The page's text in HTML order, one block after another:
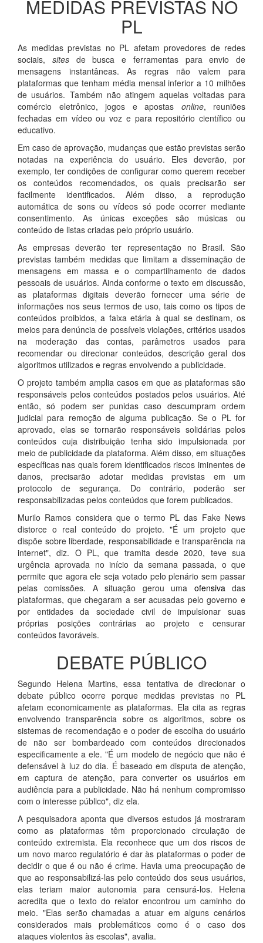
MEDIDAS PREVISTAS NO
PL
As medidas previstas no PL afetam provedores de redes
sociais, sitesde busca e ferramentas para envio de
mensagens instantâneas. As regras não valem para
plataformas que tenham média mensal inferior a 10 milhões
de usuários. Também não atingem aquelas voltadas para
comércio eletrônico, jogos e apostas online, reuniões
fechadas em vídeo ou voz e para repositório científico ou
educativo.
Em caso de aprovação, mudanças que estão previstas serão
notadas na experiência do usuário. Eles deverão, por
exemplo, ter condições de configurar como querem receber
os conteúdos recomendados, os quais precisarão ser
facilmente identificados. Além disso, a reprodução
automática de sons ou vídeos só pode ocorrer mediante
consentimento. As únicas exceções são músicas ou
conteúdo de listas criadas pelo próprio usuário.
As empresas deverão ter representação no Brasil. São
previstas também medidas que limitam a disseminação de
mensagens em massa e o compartilhamento de dados
pessoais de usuários. Ainda conforme o texto em discussão,
as plataformas digitais deverão fornecer uma série de
informações nos seus termos de uso, tais como os tipos de
conteúdos proibidos, a faixa etária à qual se destinam, os
meios para denúncia de possíveis violações, critérios usados
na moderação das contas, parâmetros usados para
recomendar ou direcionar conteúdos, descrição geral dos
algoritmos utilizados e regras envolvendo a publicidade.
O projeto também amplia casos em que as plataformas são
responsáveis pelos conteúdos postados pelos usuários. Até
então, só podem ser punidas caso descumpram ordem
judicial para remoção de alguma publicação. Se o PL for
aprovado, elas se tornarão responsáveis solidárias pelos
conteúdos cuja distribuição tenha sido impulsionada por
meio de publicidade da plataforma. Além disso, em situações
específicas nas quais forem identificados riscos iminentes de
danos, precisarão adotar medidas previstas em um
protocolo de segurança. Do contrário, poderão ser
responsabilizadas pelos conteúdos que forem publicados.
Murilo Ramos considera que o termo PL das Fake News
distorce o real conteúdo do projeto. "É um projeto que
dispõe sobre liberdade, responsabilidade e transparência na
internet", diz. O PL, que tramita desde 2020, teve sua
urgência aprovada no início da semana passada, o que
permite que agora ele seja votado pelo plenário sem passar
pelas comissões. A situação gerou uma ofensivadas
plataformas, que chegaram a ser acusadas pelo governo e
por entidades da sociedade civil de impulsionar suas
próprias posições contrárias ao projeto e censurar
conteúdos favoráveis.
DEBATE PÚBLICO
Segundo Helena Martins, essa tentativa de direcionar o
debate público ocorre porque medidas previstas no PL
afetam economicamente as plataformas. Ela cita as regras
envolvendo transparência sobre os algoritmos, sobre os
sistemas de recomendação e o poder de escolha do usuário
de não ser bombardeado com conteúdos direcionados
especificamente a ele. "É um modelo de negócio que não é
defensável à luz do dia. É baseado em disputa de atenção,
em captura de atenção, para converter os usuários em
audiência para a publicidade. Não há nenhum compromisso
com o interesse público", diz ela.
A pesquisadora aponta que diversos estudos já mostraram
como as plataformas têm proporcionado circulação de
conteúdo extremista. Ela reconhece que um dos riscos de
um novo marco regulatório é dar às plataformas o poder de
decidir o que é ou não é crime. Havia uma preocupação de
que ao responsabilizá-las pelo conteúdo dos seus usuários,
elas teriam maior autonomia para censurá-los. Helena
acredita que o texto do relator encontrou um caminho do
meio. "Elas serão chamadas a atuar em alguns cenários
considerados mais problemáticos como é o caso dos
ataques violentos às escolas", avalia.